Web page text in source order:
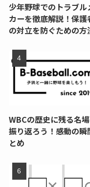
少年野球でのトラブル
カーを徹底解説！保護
の対立を防ぐための方
WBCの歴史に残る名
振り返ろう！感動の瞬
とめ